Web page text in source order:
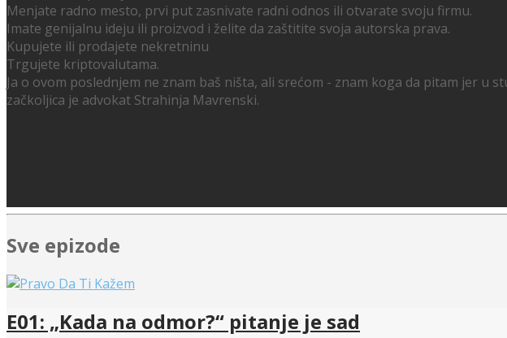
Menjate radno mesto, prvi put zasnivate radni odnos ili otvarate svoju firmu.
Imate genijalnu ideju ili proizvod i želite da zaštitite svoja autorska prava.
Kupujete ili prodajete nekretninu
Trgujete kriptovalutama.
Ja o ovom poslednjem ne znam baš ništa, ali srećom - znam koga da pitam jer u
začkoljica je advokat Strahinja Mavrenski.
Sve epizode
E01: „Kada na odmor?“ pitanje je sad